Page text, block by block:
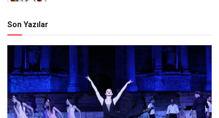
Son Yazılar